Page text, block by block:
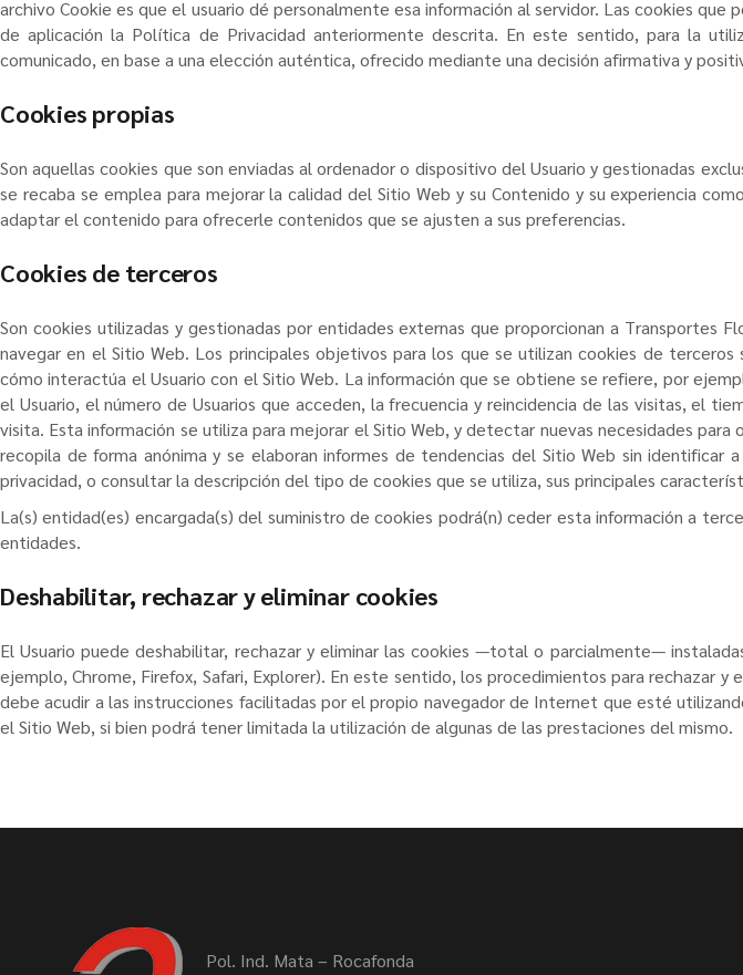
archivo Cookie es que el usuario dé personalmente esa información al servidor. Las cookies
de aplicación la Política de Privacidad anteriormente descrita. En este sentido, para la
comunicado, en base a una elección auténtica, ofrecido mediante una decisión afirmativa y
Cookies propias
Son aquellas cookies que son enviadas al ordenador o dispositivo del Usuario y gestionadas
se recaba se emplea para mejorar la calidad del Sitio Web y su Contenido y su experiencia
adaptar el contenido para ofrecerle contenidos que se ajusten a sus preferencias.
Cookies de terceros
Son cookies utilizadas y gestionadas por entidades externas que proporcionan a Transportes
navegar en el Sitio Web. Los principales objetivos para los que se utilizan cookies de
cómo interactúa el Usuario con el Sitio Web. La información que se obtiene se refiere, por
el Usuario, el número de Usuarios que acceden, la frecuencia y reincidencia de las visitas, el
visita. Esta información se utiliza para mejorar el Sitio Web, y detectar nuevas necesidades
recopila de forma anónima y se elaboran informes de tendencias del Sitio Web sin identificar
privacidad, o consultar la descripción del tipo de cookies que se utiliza, sus principales
La(s) entidad(es) encargada(s) del suministro de cookies podrá(n) ceder esta información a
entidades.
Deshabilitar, rechazar y eliminar cookies
El Usuario puede deshabilitar, rechazar y eliminar las cookies —total o parcialmente—
ejemplo, Chrome, Firefox, Safari, Explorer). En este sentido, los procedimientos para rechazar
debe acudir a las instrucciones facilitadas por el propio navegador de Internet que esté
el Sitio Web, si bien podrá tener limitada la utilización de algunas de las prestaciones del mismo.
Pol. Ind. Mata – Rocafonda